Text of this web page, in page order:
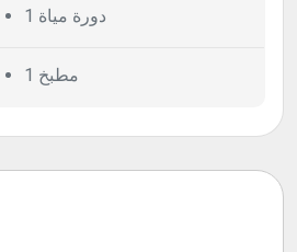
1 دورة مياة
1 مطبخ